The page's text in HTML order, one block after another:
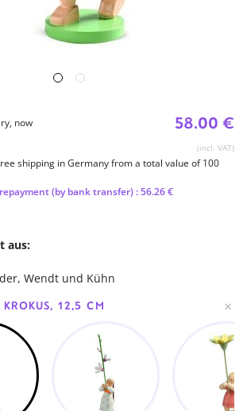
58.00 €
(incl. VAT)
now
shipping in Germany from a total value of 100
(by bank transfer) : 56.26 €
aus:
Wendt und Kühn
12,5 CM